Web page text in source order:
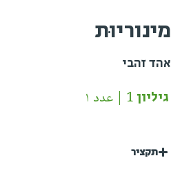
מינוריוּת
אהד זהבי
גיליון 1 | عدد ١
תקציר